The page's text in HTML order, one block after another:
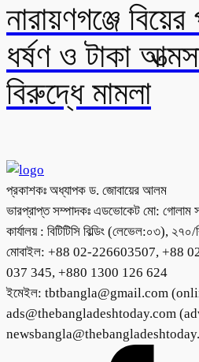
নারায়ণগঞ্জে
ধর্ষণ ও টাকা
বিরুদ্ধে মামলা
প্রকাশকঃ অধ্যাপক ড. জোবায়ের আলম
ভারপ্রাপ্ত সম্পাদকঃ এডভোকেট মো: গোলাম
কার্যালয় : বিটিটিসি বিল্ডিং (লেভেল:০৩),
মোবাইল: +88 02-226603507, +88
037 345, +880 1300 126 624
ইমেইল: tbtbangla@gmail.com
ads@thebangladeshtoday.com